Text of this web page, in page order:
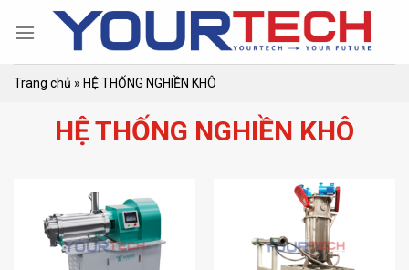
Trang chủ » HỆ THỐNG NGHIỀN KHÔ
HỆ THỐNG NGHIỀN KHÔ